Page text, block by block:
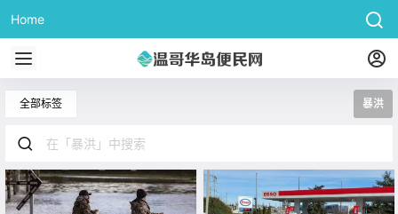
Home
全部标签 暴洪